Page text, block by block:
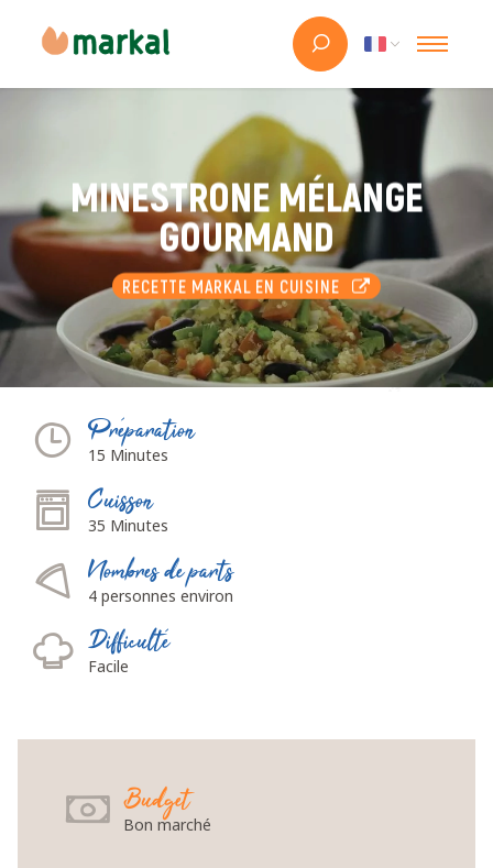
MINESTRONE MÉLANGE
GOURMAND
RECETTE MARKAL EN CUISINE
Préparation
15 Minutes
Cuisson
35 Minutes
Nombres de parts
4 personnes environ
Difficulté
Facile
Budget
Bon marché